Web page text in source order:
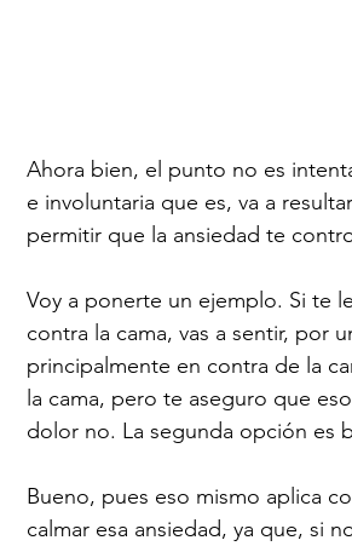
Ahora bien, el punto no es
e involuntaria que es, va a
permitir que la ansiedad te
Voy a ponerte un ejemplo. Si te
contra la cama, vas a sentir, por
principalmente en contra de la
la cama, pero te aseguro que
dolor no. La segunda opción es
Bueno, pues eso mismo aplica
calmar esa ansiedad, ya que, si